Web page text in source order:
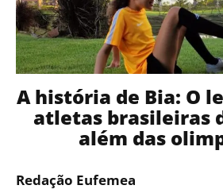
A história de Bia: O
atletas brasileiras
além das
Redação Eufemea